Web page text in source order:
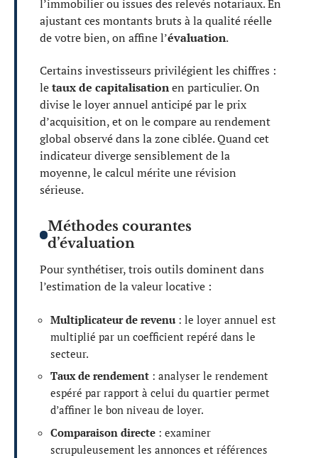
l’immobilier ou issues des relevés notariaux. En
ajustant ces montants bruts à la qualité réelle
de votre bien, on affine l’évaluation.
Certains investisseurs privilégient les chiffres :
letaux de capitalisationen particulier. On
divise le loyer annuel anticipé par le prix
d’acquisition, et on le compare au rendement
global observé dans la zone ciblée. Quand cet
indicateur diverge sensiblement de la
moyenne, le calcul mérite une révision
sérieuse.
Méthodes courantes
d’évaluation
Pour synthétiser, trois outils dominent dans
l’estimation de la valeur locative :
Multiplicateur de revenu : le loyer annuel est
multiplié par un coefficient repéré dans le
secteur.
Taux de rendement : analyser le rendement
espéré par rapport à celui du quartier permet
d’affiner le bon niveau de loyer.
Comparaison directe : examiner
scrupuleusement les annonces et références